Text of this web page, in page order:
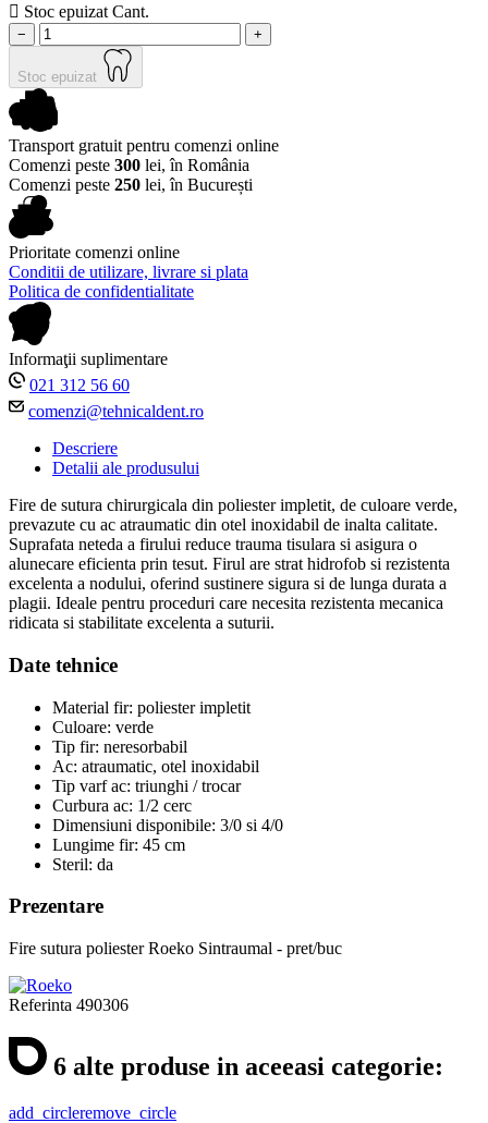
 Stoc epuizat Cant.
− +
Stoc epuizat
Transport gratuit pentru comenzi online
Comenzi peste 300 lei, în România
Comenzi peste 250 lei, în București
Prioritate comenzi online
Conditii de utilizare, livrare si plata
Politica de confidentialitate
Informaţii suplimentare
021 312 56 60
comenzi@tehnicaldent.ro
Descriere
Detalii ale produsului
Fire de sutura chirurgicala din poliester impletit, de culoare verde,
prevazute cu ac atraumatic din otel inoxidabil de inalta calitate.
Suprafata neteda a firului reduce trauma tisulara si asigura o
alunecare eficienta prin tesut. Firul are strat hidrofob si rezistenta
excelenta a nodului, oferind sustinere sigura si de lunga durata a
plagii. Ideale pentru proceduri care necesita rezistenta mecanica
ridicata si stabilitate excelenta a suturii.
Date tehnice
Material fir: poliester impletit
Culoare: verde
Tip fir: neresorbabil
Ac: atraumatic, otel inoxidabil
Tip varf ac: triunghi / trocar
Curbura ac: 1/2 cerc
Dimensiuni disponibile: 3/0 si 4/0
Lungime fir: 45 cm
Steril: da
Prezentare
Fire sutura poliester Roeko Sintraumal - pret/buc
Referinta 490306
6 alte produse in aceeasi categorie:
add_circleremove_circle